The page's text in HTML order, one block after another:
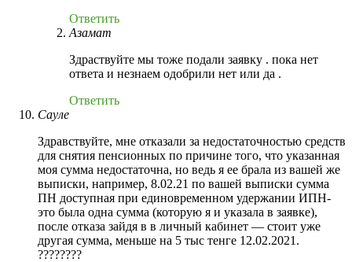
Ответить
Азамат
Здраствуйте мы тоже подали заявку . пока нет
ответа и незнаем одобрили нет или да .
Ответить
Сауле
Здравствуйте, мне отказали за недостаточностью средств
для снятия пенсионных по причине того, что указанная
моя сумма недостаточна, но ведь я ее брала из вашей же
выписки, например, 8.02.21 по вашей выписки сумма
ПН доступная при единовременном удержании ИПН-
это была одна сумма (которую я и указала в заявке),
после отказа зайдя в в личный кабинет — стоит уже
другая сумма, меньше на 5 тыс тенге 12.02.2021.
????????